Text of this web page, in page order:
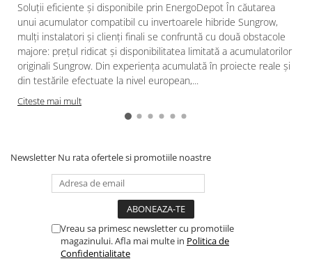
Soluții eficiente și disponibile prin EnergoDepot În căutarea
unui acumulator compatibil cu invertoarele hibride Sungrow,
mulți instalatori și clienți finali se confruntă cu două obstacole
majore: prețul ridicat și disponibilitatea limitată a acumulatorilor
originali Sungrow. Din experiența acumulată în proiecte reale și
din testările efectuate la nivel european,...
Citeste mai mult
Newsletter Nu rata ofertele si promotiile noastre
Vreau sa primesc newsletter cu promotiile
magazinului. Afla mai multe in Politica de
Confidentialitate